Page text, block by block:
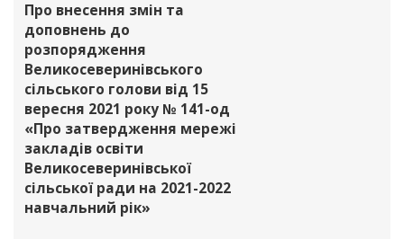
Про внесення змін та
доповнень до
розпорядження
Великосеверинівського
сільського голови від 15
вересня 2021 року № 141-од
«Про затвердження мережі
закладів освіти
Великосеверинівської
сільської ради на 2021-2022
навчальний рік»